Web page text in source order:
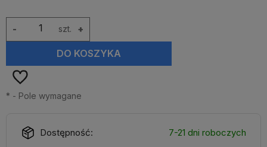
szt. +
-
DO KOSZYKA
* - Pole wymagane
Dostępność: 7-21 dni roboczych